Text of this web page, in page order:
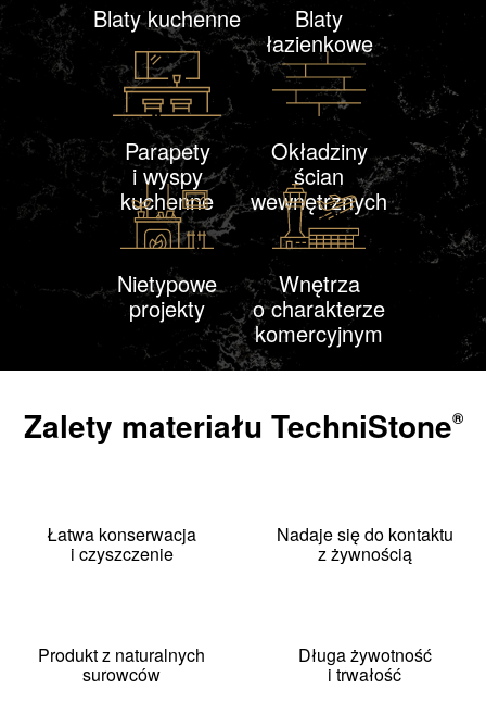
Blaty kuchenne Blaty
łazienkowe
Parapety
i wyspy
kuchenne
Okładziny
ścian
wewnętrznych
Nietypowe
projekty
Wnętrza
o charakterze
komercyjnym
Zalety materiału TechniStone®
Łatwa konserwacja
i czyszczenie
Nadaje się do kontaktu
z żywnością
Produkt z naturalnych
surowców
Długa żywotność
i trwałość